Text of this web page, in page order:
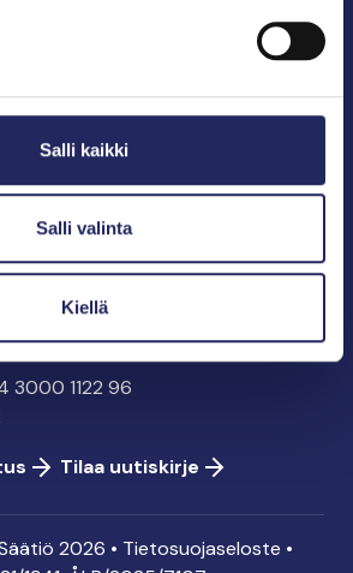
Salli kaikki
Salli valinta
Kiellä
3000 1122 96
Tilaa uutiskirje
2026 • Tietosuojaseloste •